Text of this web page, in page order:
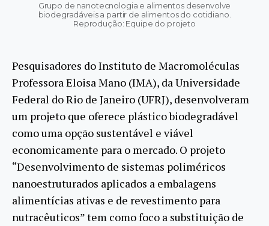
Grupo de nanotecnologia e alimentos desenvolve
biodegradáveis a partir de alimentos do cotidiano.
Reprodução: Equipe do projeto
Pesquisadores do Instituto de Macromoléculas
Professora Eloisa Mano (IMA), da Universidade
Federal do Rio de Janeiro (UFRJ), desenvolveram
um projeto que oferece plástico biodegradável
como uma opção sustentável e viável
economicamente para o mercado. O projeto
“Desenvolvimento de sistemas poliméricos
nanoestruturados aplicados a embalagens
alimentícias ativas e de revestimento para
nutracêuticos” tem como foco a substituição de